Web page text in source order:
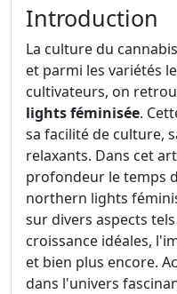
Introduction
La culture du
et parmi les variétés
cultivateurs, on
lights féminisée.
sa facilité de culture,
relaxants. Dans cet
profondeur le temps
northern lights
sur divers aspects
croissance idéales,
et bien plus encore.
dans l'univers